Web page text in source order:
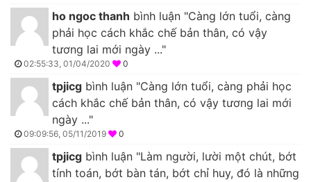
ho ngoc thanh bình luận "Càng lớn tuổi, càng
phải học cách khắc chế bản thân, có vậy
tương lai mới ngày ..."
02:55:33, 01/04/2020 0
tpjicg bình luận "Càng lớn tuổi, càng phải học
cách khắc chế bản thân, có vậy tương lai mới
ngày ..."
09:09:56, 05/11/2019 0
tpjicg bình luận "Làm người, lười một chút, bớt
tính toán, bớt bàn tán, bớt chỉ huy, đó là những